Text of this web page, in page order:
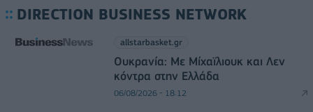
DIRECTION BUSINESS NETWORK
allstarbasket.gr
Ουκρανία: Με Μίχαϊλιουκ και Λεν
κόντρα στην Ελλάδα
06/08/2026 - 18:12